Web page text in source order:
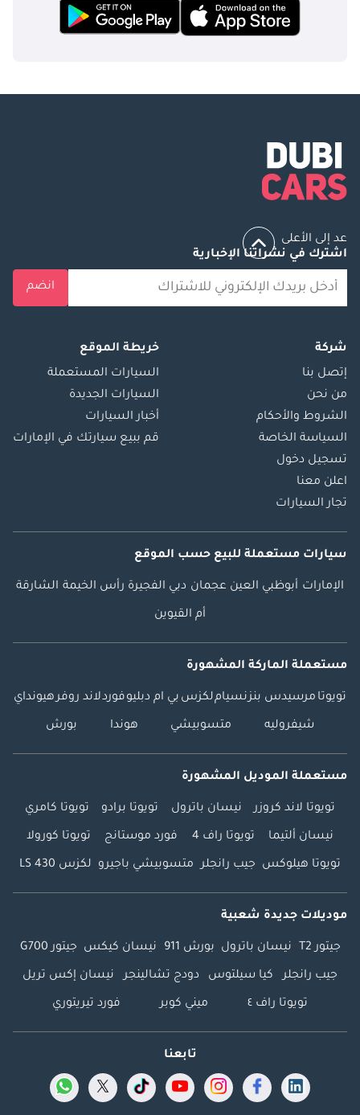
عد إلى الأعلى
اشترك في نشراتنا الإخبارية
انضم
شركة
إتصل بنا
من نحن
الشروط والأحكام
السياسة الخاصة
تسجيل دخول
اعلن معنا
تجار السيارات
خريطة الموقع
السيارات المستعملة
السيارات الجديدة
أخبار السيارات
قم ببيع سيارتك في الإمارات
سيارات مستعملة للبيع حسب الموقع
الإمارات أبوظبي العين عجمان دبي الفجيرة رأس الخيمة الشارقة
أم القيوين
مستعملة الماركة المشهورة
تويوتا مرسيدس بنزنسياملكزس بي ام دبليوفوردلاند روفرهيونداي
شيفروليه متسوبيشي هوندا بورش
مستعملة الموديل المشهورة
تويوتا لاند كروزر نيسان باترول تويوتا برادو تويوتا كامري
نيسان ألتيما تويوتا راف 4 فورد موستانج تويوتا كورولا
تويوتا هيلوكس جيب رانجلر متسوبيشي باجيرو لكزس LS 430
موديلات جديدة شعبية
جيتور T2 نيسان باترول بورش 911 نيسان كيكس جيتور G700
جيب رانجلر كيا سيلتوس دودج تشالينجر نيسان إكس تريل
تويوتا راف ٤ ميني كوبر فورد تيريتوري
تابعنا